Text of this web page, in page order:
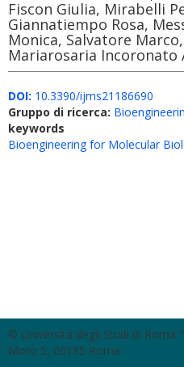
Fiscon Giulia, Mirabelli
Giannatiempo Rosa,
Monica, Salvatore
Mariarosaria Incoronato
DOI: 10.3390/ijms21186690
Gruppo di ricerca:
keywords
Bioengineering for Molecular
© Università degli Studi di Roma
Moro 5, 00185 Roma